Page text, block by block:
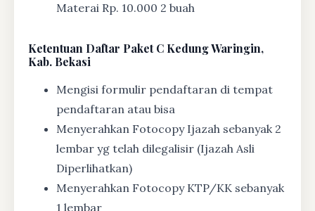
Materai Rp. 10.000 2 buah
Ketentuan Daftar Paket C Kedung Waringin,
Kab. Bekasi
Mengisi formulir pendaftaran di tempat
pendaftaran atau bisa
Menyerahkan Fotocopy Ijazah sebanyak 2
lembar yg telah dilegalisir (Ijazah Asli
Diperlihatkan)
Menyerahkan Fotocopy KTP/KK sebanyak
1 lembar